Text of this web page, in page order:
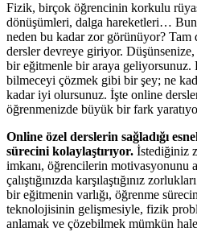
Fizik, birçok öğrencinin korkulu
dönüşümleri, dalga hareketleri…
neden bu kadar zor görünüyor? Tam
dersler devreye giriyor. Düşünsenize,
bir eğitmenle bir araya
bilmeceyi çözmek gibi bir şey; ne
kadar iyi olursunuz. İşte online
öğrenmenizde büyük bir fark
Online özel derslerin sağladığı
sürecini kolaylaştırıyor. İstediğiniz
imkanı, öğrencilerin motivasyonunu
çalıştığınızda karşılaştığınız
bir eğitmenin varlığı, öğrenme
teknolojisinin gelişmesiyle, fizik
anlamak ve çözebilmek mümkün